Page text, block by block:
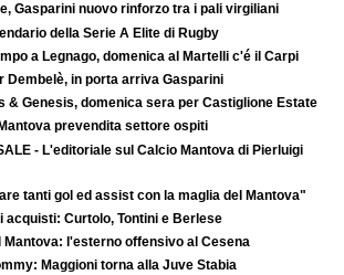
Gasparini nuovo rinforzo tra i pali virgiliani
della Serie A Elite di Rugby
a Legnago, domenica al Martelli c'é il Carpi
Dembelè, in porta arriva Gasparini
& Genesis, domenica sera per Castiglione Estate
prevendita settore ospiti
- L'editoriale sul Calcio Mantova di Pierluigi
tanti gol ed assist con la maglia del Mantova"
acquisti: Curtolo, Tontini e Berlese
l'esterno offensivo al Cesena
Maggioni torna alla Juve Stabia